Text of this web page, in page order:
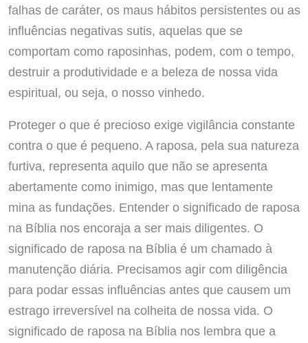
falhas de caráter, os maus hábitos persistentes ou as
influências negativas sutis, aquelas que se
comportam como raposinhas, podem, com o tempo,
destruir a produtividade e a beleza de nossa vida
espiritual, ou seja, o nosso vinhedo.
Proteger o que é precioso exige vigilância constante
contra o que é pequeno. A raposa, pela sua natureza
furtiva, representa aquilo que não se apresenta
abertamente como inimigo, mas que lentamente
mina as fundações. Entender o significado de raposa
na Bíblia nos encoraja a ser mais diligentes. O
significado de raposa na Bíblia é um chamado à
manutenção diária. Precisamos agir com diligência
para podar essas influências antes que causem um
estrago irreversível na colheita de nossa vida. O
significado de raposa na Bíblia nos lembra que a